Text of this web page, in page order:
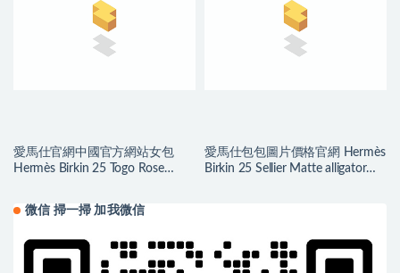
愛馬仕官網中國官方網站女包
Hermès Birkin 25 Togo Rose
愛馬仕包包圖片價格官網 Hermès
Birkin 25 Sellier Matte alligator
微信 掃一掃 加我微信